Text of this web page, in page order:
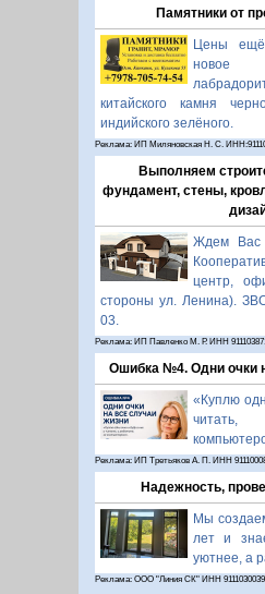
Памятники от
Цены
новое
китайского камня
индийского зелёного.
Реклама: ИП Миляновская Н. С.
Выполняем
фундамент, стены,
Ждем Вас
центр,
стороны ул. Ленина).
03.
Реклама: ИП Павленко М. Р. ИНН
Ошибка №4. Одни очки
«Куплю
Реклама: ИП Третьяков А. П. ИНН
Надежность,
Мы
лет и
уютнее, а
Реклама: ООО "Линия СК" ИНН